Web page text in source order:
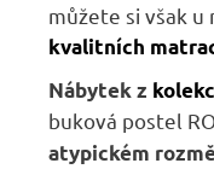
můžete si však u
kvalitních
Nábytek z
buková postel
atypickém